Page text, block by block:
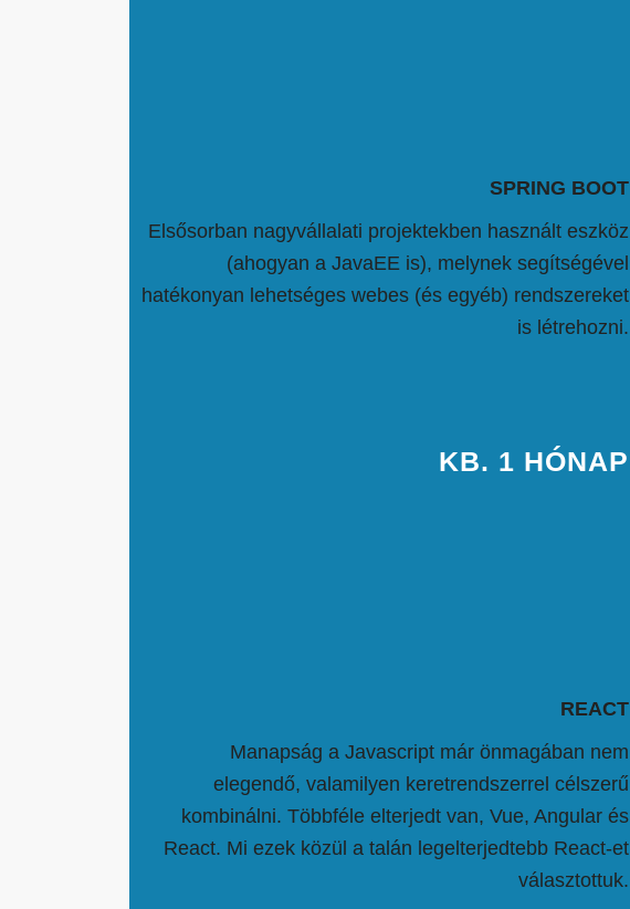
SPRING BOOT
Elsősorban nagyvállalati projektekben használt eszköz
(ahogyan a JavaEE is), melynek segítségével
hatékonyan lehetséges webes (és egyéb) rendszereket
is létrehozni.
KB. 1 HÓNAP
REACT
Manapság a Javascript már önmagában nem
elegendő, valamilyen keretrendszerrel célszerű
kombinálni. Többféle elterjedt van, Vue, Angular és
React. Mi ezek közül a talán legelterjedtebb React-et
választottuk.